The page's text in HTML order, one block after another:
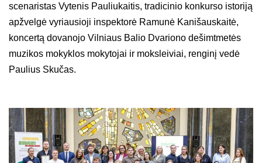
scenaristas Vytenis Pauliukaitis, tradicinio konkurso istoriją
apžvelgė vyriausioji inspektorė Ramunė Kanišauskaitė,
koncertą dovanojo Vilniaus Balio Dvariono dešimtmetės
muzikos mokyklos mokytojai ir moksleiviai, renginį vedė
Paulius Skučas.